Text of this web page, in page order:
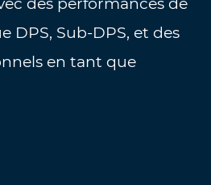
DPS, Sub-DPS, et des
en tant que